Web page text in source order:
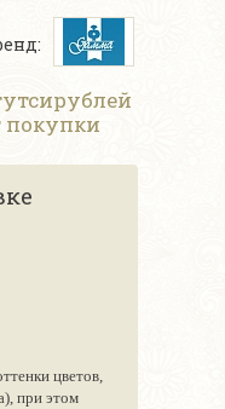
покупки
цветов,
при этом